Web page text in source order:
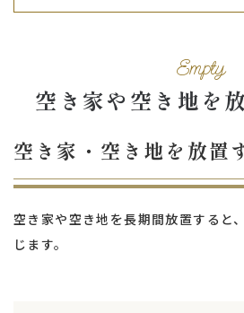
Empty
空き家や空き地を
空き家・空き地を放置
空き家や空き地を長期間放置すると
じます。